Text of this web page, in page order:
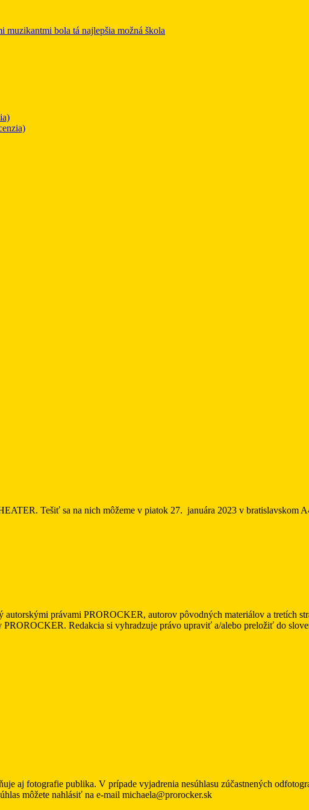
bola tá najlepšia možná škola
Tešiť sa na nich môžeme v piatok 27. januára 2023 v bratislavskom
právami PROROCKER, autorov pôvodných materiálov a tretích
PROROCKER. Redakcia si vyhradzuje právo upraviť a/alebo preložiť do
aj fotografie publika. V prípade vyjadrenia nesúhlasu zúčastnených
môžete nahlásiť na e-mail michaela@prorocker.sk